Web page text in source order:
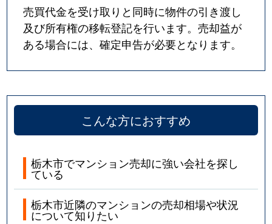
売買代金を受け取りと同時に物件の引き渡し
及び所有権の移転登記を行います。売却益が
ある場合には、確定申告が必要となります。
こんな方におすすめ
栃木市でマンション売却に強い会社を探し
ている
栃木市近隣のマンションの売却相場や状況
について知りたい